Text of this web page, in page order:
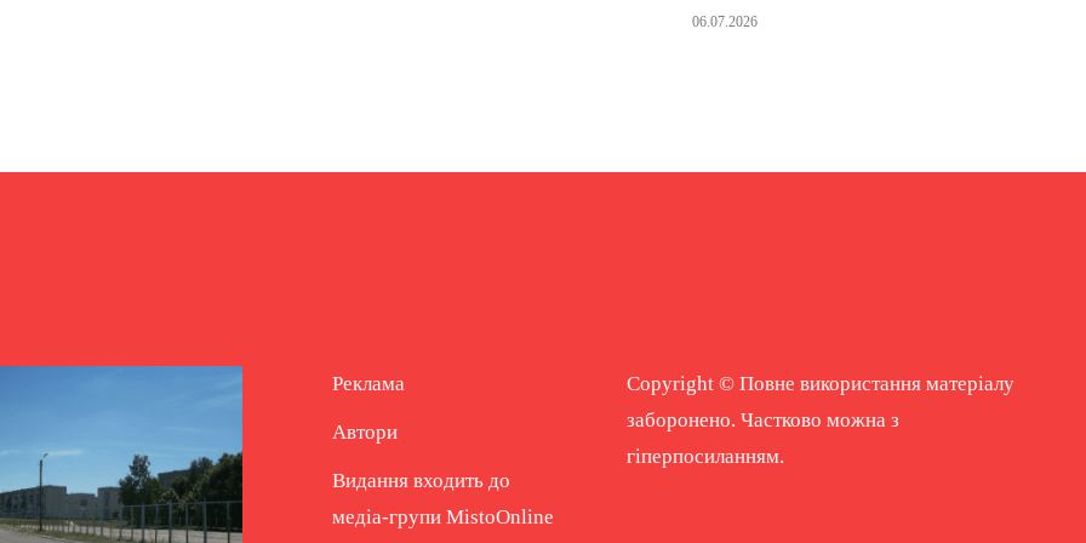
06.07.2026
Реклама
Автори
Видання входить до
медіа-групи MistoOnline
Copyright © Повне використання матеріалу
заборонено. Частково можна з
гіперпосиланням.